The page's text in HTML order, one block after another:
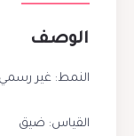
الوصف
النمط: غير رسمي
القياس: ضيق